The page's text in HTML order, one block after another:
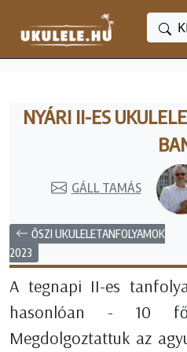
NYÁRI II-ES
GÁLL TAMÁS
ŐSZI UKULELETANFOLYAMOK
2023
A tegnapi II-es
hasonlóan - 10
Megdolgoztattuk az